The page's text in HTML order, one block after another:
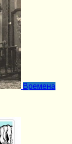
Времена